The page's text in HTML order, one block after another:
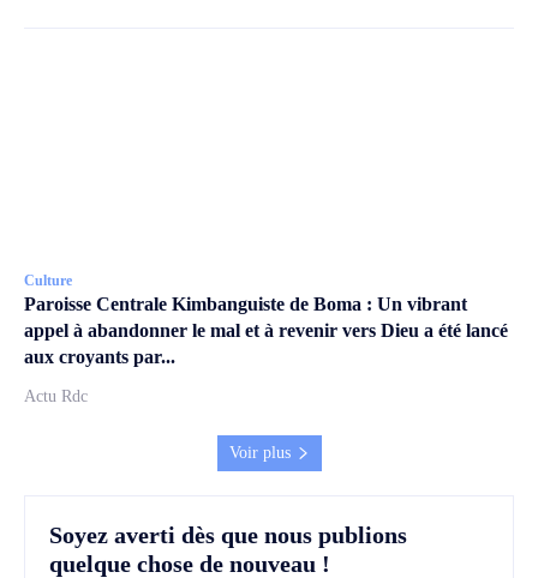
Culture
Paroisse Centrale Kimbanguiste de Boma : Un vibrant
appel à abandonner le mal et à revenir vers Dieu a été lancé
aux croyants par...
Actu Rdc
Voir plus
Soyez averti dès que nous publions
quelque chose de nouveau !